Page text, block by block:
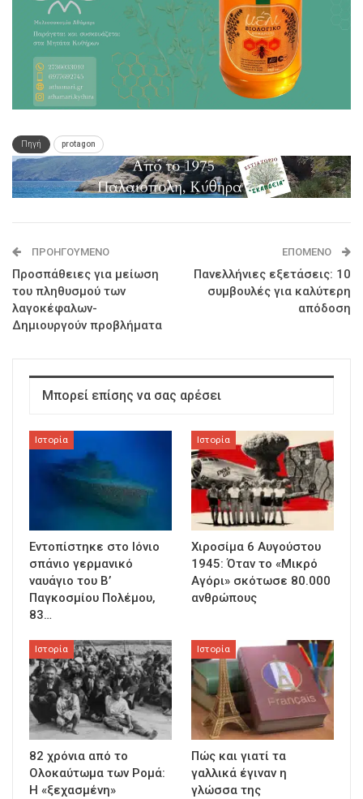
Πηγή protagon
ΠΡΟΗΓΟΎΜΕΝΟ
Προσπάθειες για μείωση
του πληθυσμού των
λαγοκέφαλων-
Δημιουργούν προβλήματα
ΕΠΌΜΕΝΟ
Πανελλήνιες εξετάσεις: 10
συμβουλές για καλύτερη
απόδοση
Μπορεί επίσης να σας αρέσει
Ιστορία
Εντοπίστηκε στο Ιόνιο
σπάνιο γερμανικό
ναυάγιο του Β’
Παγκοσμίου Πολέμου,
83…
Ιστορία
Χιροσίμα 6 Αυγούστου
1945: Όταν το «Μικρό
Αγόρι» σκότωσε 80.000
ανθρώπους
Ιστορία
82 χρόνια από το
Ολοκαύτωμα των Ρομά:
Η «ξεχασμένη»
Ιστορία
Πώς και γιατί τα
γαλλικά έγιναν η
γλώσσα της